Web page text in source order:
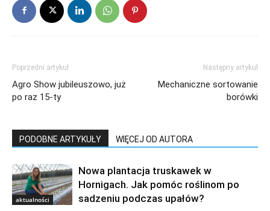
Poprzedni artykuł
Agro Show jubileuszowo, już
po raz 15-ty
Następny artykuł
Mechaniczne sortowanie
borówki
PODOBNE ARTYKUŁY WIĘCEJ OD AUTORA
aktualności
Nowa plantacja truskawek w
Hornigach. Jak pomóc roślinom po
sadzeniu podczas upałów?